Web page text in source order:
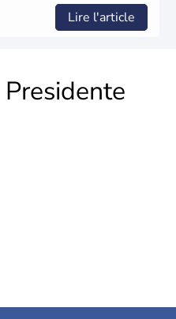
Lire l'article
Presidente